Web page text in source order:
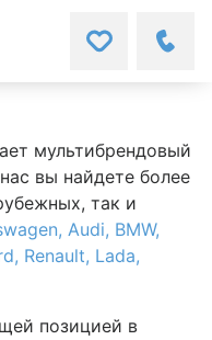
мультибрендовый
вы найдете более
так и
Audi, BMW,
Renault, Lada,
позицией в